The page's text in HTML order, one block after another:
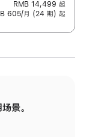
RMB 14,499 起
605/月 (24 期) 起
景。